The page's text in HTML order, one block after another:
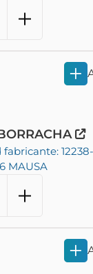
fabricante:
MAUSA